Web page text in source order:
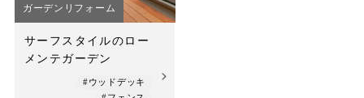
ガーデンリフォーム
サーフスタイルのロー
メンテガーデン
#ウッドデッキ